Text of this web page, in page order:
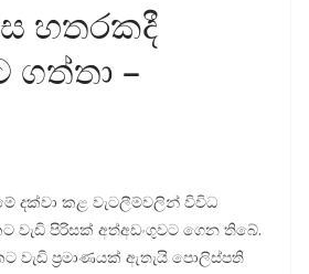
හතරකදී
ගත්තා –
දක්වා කළ වැට­ලී­ම්ව­ලින් විවිධ
වැඩි පිරි­සක් අත්අ­ඩං­ගු­වට ගෙන තිබේ.
වැඩි ප්‍රමා­ණ­යක් ඇතැයි පොලි­ස්පති